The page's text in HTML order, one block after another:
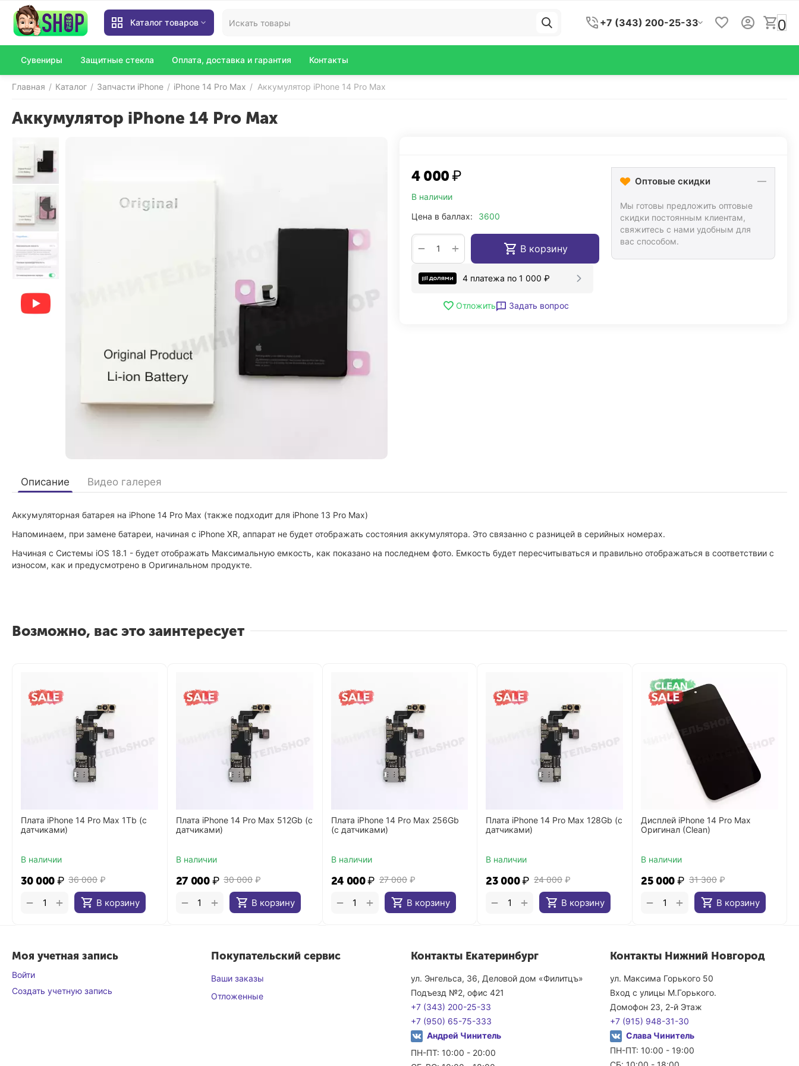
Каталог товаров +7 (343) 200-25-33 0
Сувениры Защитные стекла Оплата, доставка и гарантия Контакты
Главная / Каталог / Запчасти iPhone / iPhone 14 Pro Max / Аккумулятор iPhone 14 Pro Max
Аккумулятор iPhone 14 Pro Max
4 000₽
В наличии
Цена в баллах:
3600
+
− В корзину
4 платежа по 1 000 ₽
Отложить Задать вопрос
Оптовые скидки
Мы готовы предложить оптовые
скидки постоянным клиентам,
свяжитесь с нами удобным для
вас способом.
Описание Видео галерея
Аккумуляторная батарея на iPhone 14 Pro Max (также подходит для iPhone 13 Pro Max)
Напоминаем, при замене батареи, начиная с iPhone XR, аппарат не будет отображать состояния аккумулятора. Это связанно с разницей в серийных номерах.
Начиная с Системы iOS 18.1 - будет отображать Максимальную емкость, как показано на последнем фото. Емкость будет пересчитываться и правильно отображаться в соответствии с
износом, как и предусмотрено в Оригинальном продукте.
Возможно, вас это заинтересует
Плата iPhone 14 Pro Max 1Tb (с
датчиками)
В наличии
36 000 ₽
30 000₽
В корзину
+
−
Плата iPhone 14 Pro Max 512Gb (с
датчиками)
В наличии
30 000 ₽
27 000₽
В корзину
+
−
Плата iPhone 14 Pro Max 256Gb
(с датчиками)
В наличии
27 000 ₽
24 000₽
В корзину
+
−
Плата iPhone 14 Pro Max 128Gb (с
датчиками)
В наличии
24 000 ₽
23 000₽
В корзину
+
−
Дисплей iPhone 14 Pro Max
Оригинал (Clean)
В наличии
31 300 ₽
25 000₽
В корзину
+
−
Моя учетная запись
Войти
Создать учетную запись
Покупательский сервис
Ваши заказы
Отложенные
Контакты Екатеринбург
ул. Энгельса, 36, Деловой дом «Филитцъ»
Подъезд №2, офис 421
+7 (343) 200-25-33
+7 (950) 65-75-333
Андрей Чинитель
ПН-ПТ: 10:00 - 20:00
Контакты Нижний Новгород
ул. Максима Горького 50
Вход с улицы М.Горького.
Домофон 23, 2-й Этаж
+7 (915) 948-31-30
Слава Чинитель
ПН-ПТ: 10:00 - 19:00